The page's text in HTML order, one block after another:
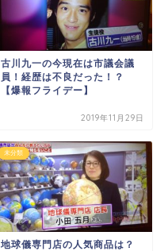
古川九一の今現在は市議会議
員！経歴は不良だった！？
【爆報フライデー】
2019年11月29日
未分類
地球儀専門店の人気商品は？